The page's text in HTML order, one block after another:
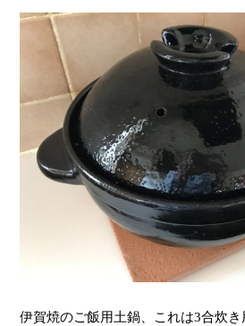
伊賀焼のご飯用土鍋、これは3合炊き